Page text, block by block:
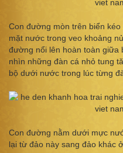
Con đường mòn trên biển
mặt nước trong veo khoảng
đường nổi lên hoàn toàn giữa
nhìn những đàn cá nhỏ tung
bộ dưới nước trong lúc từng
Con đường nằm dưới mực
lại từ đảo này sang đảo khác